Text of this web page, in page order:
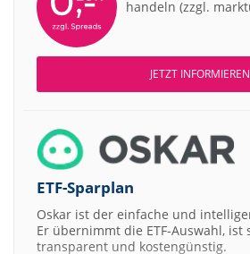
handeln (zzgl.
JETZT INFORMIEREN
ETF-Sparplan
Oskar ist der einfache und
Er übernimmt die ETF-Auswahl, ist
transparent und kostengünstig.